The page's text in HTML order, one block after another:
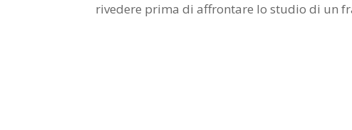
rivedere prima di affrontare lo studio di un